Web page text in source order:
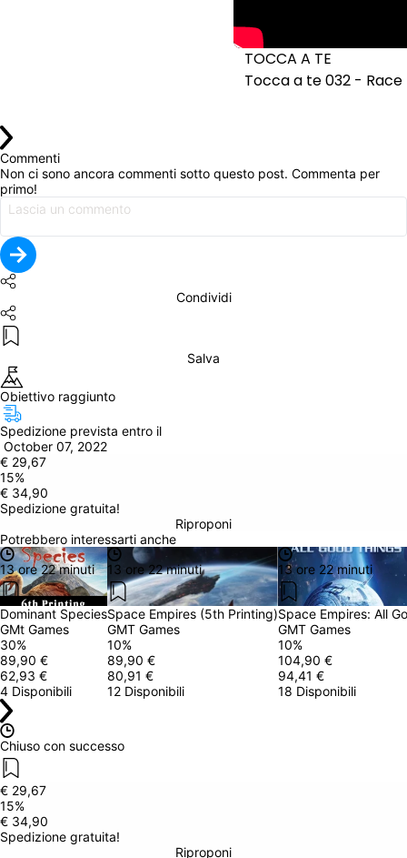
TOCCA A TE
Tocca a te 032 -
Commenti
Non ci sono ancora commenti sotto questo post. Commenta per
primo!
Condividi
Salva
Obiettivo raggiunto
Spedizione prevista entro il
October 07, 2022
€ 29,67
15%
€ 34,90
Spedizione gratuita!
Riproponi
Potrebbero interessarti anche
13 ore 22 minuti
Dominant Species
GMt Games
30%
89,90 €
62,93 €
4 Disponibili
13 ore 22 minuti
Space Empires (5th Printing)
GMT Games
10%
89,90 €
80,91 €
12 Disponibili
13 ore 22 minuti
Space Empires: All
GMT Games
10%
104,90 €
94,41 €
18 Disponibili
Chiuso con successo
€ 29,67
15%
€ 34,90
Spedizione gratuita!
Riproponi